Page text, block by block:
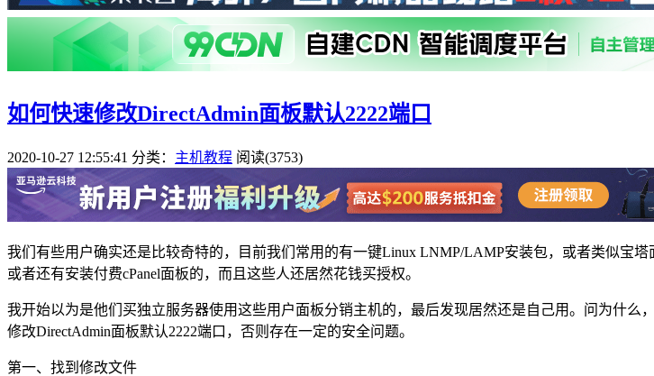
如何快速修改DirectAdmin面板默认2222端口
2020-10-27 12:55:41 分类： 主机教程 阅读(3753)
我们有些用户确实还是比较奇特的，目前我们常用的有一键Linux LNMP/LAMP安装包，或者类似宝
或者还有安装付费cPanel面板的，而且这些人还居然花钱买授权。
我开始以为是他们买独立服务器使用这些用户面板分销主机的，最后发现居然还是自己用。问为什
修改DirectAdmin面板默认2222端口，否则存在一定的安全问题。
第一、找到修改文件